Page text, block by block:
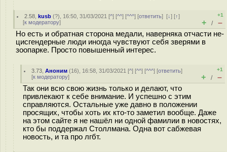
2.58 ,kusb (?), 16:50, 31/03/2021 [^] [^^] [^^^] [ответить][↓] [↑]
[к модератору]
+1
+ / –
Но есть и обратная сторона медали, наверняка отчасти не-
цисгендерные люди иногда чувствуют себя зверями в
зоопарке. Просто повышенный интерес.
3.73 ,Аноним (16), 16:58, 31/03/2021 [^] [^^] [^^^] [ответить]
[к модератору]
+1
+ / –
Так они всю свою жизнь только и делают, что
привлекают к себе внимание. И успешно с этим
справляются. Остальные уже давно в положении
просящих, чтобы хоть их кто-то заметил вообще. Даже
на этом сайте я не нашёл ни одной фамилии в новостях,
кто бы поддержал Столлмана. Одна вот сабжевая
новость, и та про лгбт.